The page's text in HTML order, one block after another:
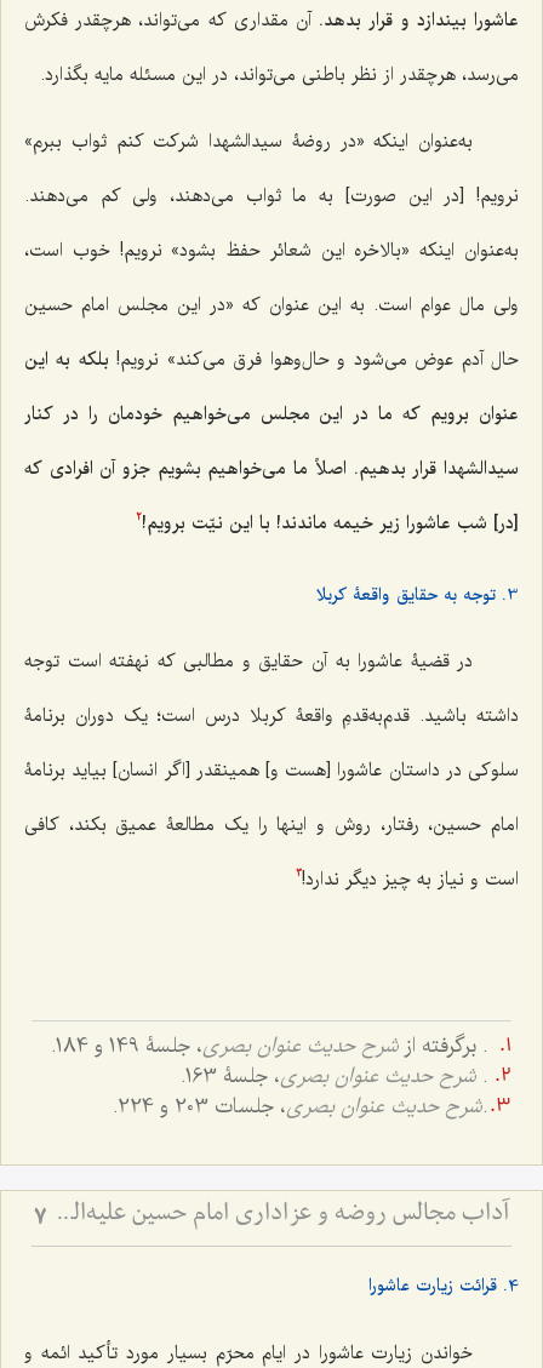
عاشورا بيندازد و قرار بدهد.آن مقدارى كه مى‌تواند، هرچقدر فكرش
مى‌رسد، هرچقدر از نظر باطنى مى‌تواند، در اين مسئله مايه بگذارد.
به‌عنوان اينكه «در روضۀ سيدالشهدا شركت كنم ثواب ببرم»
نرويم! [در این صورت] به ما ثواب مى‌دهند، ولى كم مى‌دهند.
به‌عنوان اينكه «بالاخره اين شعائر حفظ بشود» نرويم! خوب است،
ولى مال عوام است. به اين عنوان كه «در اين مجلس امام حسین
حال آدم عوض مى‌شود و حال‌و‌هوا فرق مى‌كند» نرويم! بلكه به اين
عنوان برويم كه ما در اين مجلس مى‌خواهيم خودمان را در كنار
سيدالشهدا قرار بدهيم. اصلاً ما مى‌خواهيم بشويم جزو آن افرادى كه
[در] شب عاشورا زير خيمه ماندند! با اين نيّت برويم!2
3. توجه به حقایق واقعۀ کربلا
در قضیۀ عاشورا به آن حقایق و مطالبی که نهفته است توجه
داشته باشید. قدم‌‌به‌قدمِ‌ واقعۀ كربلا درس است؛ یک دوران برنامۀ
سلوکی در داستان عاشورا [هست و] همین‎قدر [اگر انسان] بیاید برنامۀ
امام حسین، رفتار، روش و اینها را یک مطالعۀ عمیق بکند، کافی
است و نیاز به چیز دیگر ندارد!3
. برگرفته از شرح حدیث عنوان بصری، جلسۀ 149 و 184.
. شرح حدیث عنوان بصری، جلسۀ 163.
.شرح حدیث عنوان بصری، جلسات 203 و 224.
آداب مجالس روضه و عزاداری امام حسین علیه‌السلام - و توصیه‌های بزرگان دربارۀ ماه‌های محرّم و صفر 7
4. قرائت زیارت عاشورا
خواندن زیارت عاشورا در ایام محرّم بسیار مورد تأکید ائمه و